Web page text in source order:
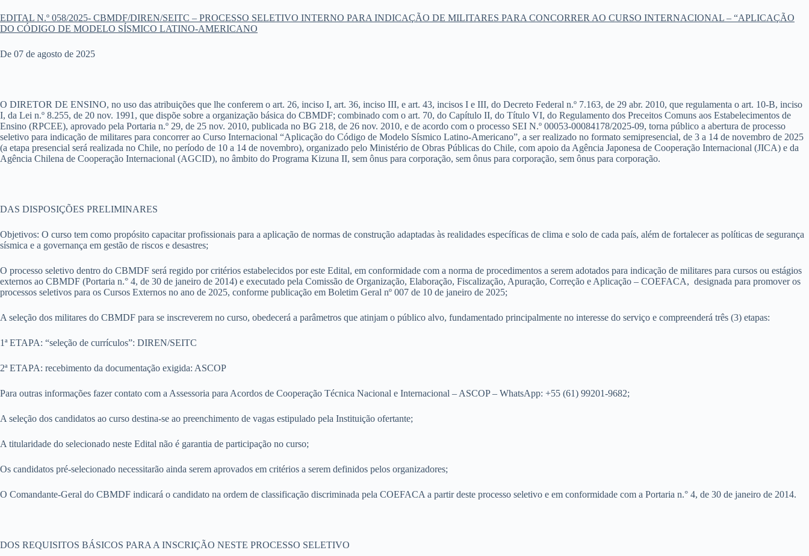
EDITAL N.º 058/2025- CBMDF/DIREN/SEITC​ – PROCESSO SELETIVO INTERNO PARA INDICAÇÃO DE MILITARES PARA CONCORRER AO CURSO INTERNACIONAL – “APLICAÇÃO
DO CÓDIGO DE MODELO SÍSMICO LATINO-AMERICANO
De 07 de agosto de 2025
O DIRETOR DE ENSINO, no uso das atribuições que lhe conferem o art. 26, inciso I, art. 36, inciso III, e art. 43, incisos I e III, do Decreto Federal n.º 7.163, de 29 abr. 2010, que regulamenta o art. 10-B, inciso
I, da Lei n.º 8.255, de 20 nov. 1991, que dispõe sobre a organização básica do CBMDF; combinado com o art. 70, do Capítulo II, do Título VI, do Regulamento dos Preceitos Comuns aos Estabelecimentos de
Ensino (RPCEE), aprovado pela Portaria n.º 29, de 25 nov. 2010, publicada no BG 218, de 26 nov. 2010, e de acordo com o processo SEI N.º 00053-00084178/2025-09, torna público a abertura de processo
seletivo para indicação de militares para concorrer ao Curso Internacional “Aplicação do Código de Modelo Sísmico Latino-Americano”, a ser realizado no formato semipresencial, de 3 a 14 de novembro de 2025
(a etapa presencial será realizada no Chile, no período de 10 a 14 de novembro), organizado pelo Ministério de Obras Públicas do Chile, com apoio da Agência Japonesa de Cooperação Internacional (JICA) e da
Agência Chilena de Cooperação Internacional (AGCID), no âmbito do Programa Kizuna II, sem ônus para corporação, sem ônus para corporação, sem ônus para corporação.
DAS DISPOSIÇÕES PRELIMINARES
Objetivos: O curso tem como propósito capacitar profissionais para a aplicação de normas de construção adaptadas às realidades específicas de clima e solo de cada país, além de fortalecer as políticas de segurança
sísmica e a governança em gestão de riscos e desastres;
O processo seletivo dentro do CBMDF será regido por critérios estabelecidos por este Edital, em conformidade com a norma de procedimentos a serem adotados para indicação de militares para cursos ou estágios
externos ao CBMDF (Portaria n.° 4, de 30 de janeiro de 2014) e executado pela Comissão de Organização, Elaboração, Fiscalização, Apuração, Correção e Aplicação – COEFACA, designada para promover os
processos seletivos para os Cursos Externos no ano de 2025, conforme publicação em Boletim Geral nº 007 de 10 de janeiro de 2025;
A seleção dos militares do CBMDF para se inscreverem no curso, obedecerá a parâmetros que atinjam o público alvo, fundamentado principalmente no interesse do serviço e compreenderá três (3) etapas:
1ª ETAPA: “seleção de currículos”: DIREN/SEITC
2ª ETAPA: recebimento da documentação exigida: ASCOP
Para outras informações fazer contato com a Assessoria para Acordos de Cooperação Técnica Nacional e Internacional – ASCOP – WhatsApp: +55 (61) 99201-9682;
A seleção dos candidatos ao curso destina-se ao preenchimento de vagas estipulado pela Instituição ofertante;
A titularidade do selecionado neste Edital não é garantia de participação no curso;
Os candidatos pré-selecionado necessitarão ainda serem aprovados em critérios a serem definidos pelos organizadores;
O Comandante-Geral do CBMDF indicará o candidato na ordem de classificação discriminada pela COEFACA a partir deste processo seletivo e em conformidade com a Portaria n.° 4, de 30 de janeiro de 2014.
DOS REQUISITOS BÁSICOS PARA A INSCRIÇÃO NESTE PROCESSO SELETIVO